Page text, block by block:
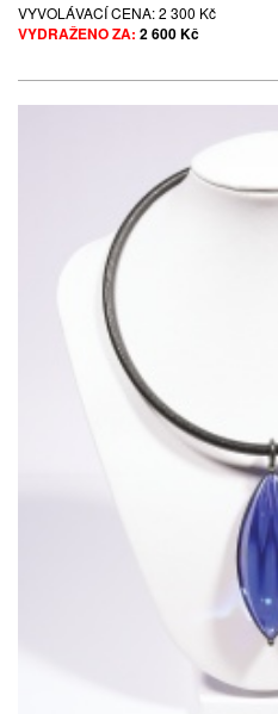
VYVOLÁVACÍ CENA:2 300 Kč
VYDRAŽENO ZA: 2 600 Kč